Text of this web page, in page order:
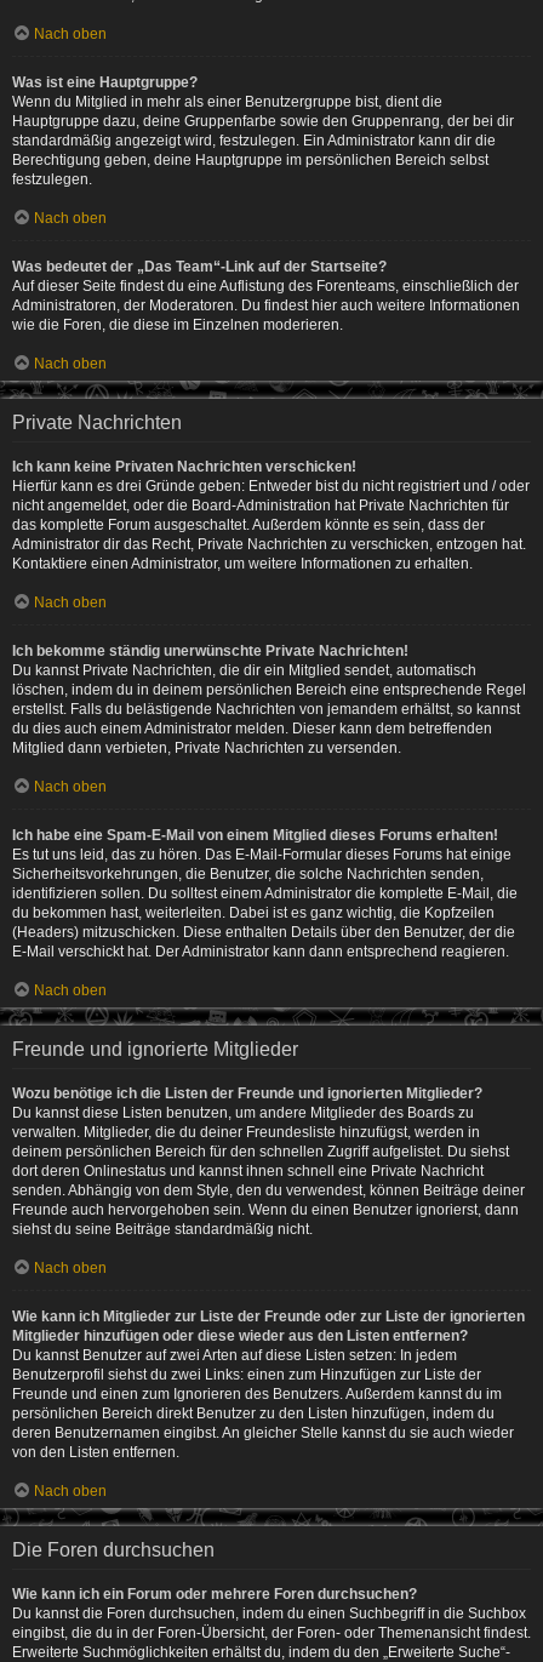
Nach oben
Was ist eine Hauptgruppe?
Wenn du Mitglied in mehr als einer Benutzergruppe bist, dient die
Hauptgruppe dazu, deine Gruppenfarbe sowie den Gruppenrang, der bei dir
standardmäßig angezeigt wird, festzulegen. Ein Administrator kann dir die
Berechtigung geben, deine Hauptgruppe im persönlichen Bereich selbst
festzulegen.
Nach oben
Was bedeutet der „Das Team“-Link auf der Startseite?
Auf dieser Seite findest du eine Auflistung des Forenteams, einschließlich der
Administratoren, der Moderatoren. Du findest hier auch weitere Informationen
wie die Foren, die diese im Einzelnen moderieren.
Nach oben
Private Nachrichten
Ich kann keine Privaten Nachrichten verschicken!
Hierfür kann es drei Gründe geben: Entweder bist du nicht registriert und / oder
nicht angemeldet, oder die Board-Administration hat Private Nachrichten für
das komplette Forum ausgeschaltet. Außerdem könnte es sein, dass der
Administrator dir das Recht, Private Nachrichten zu verschicken, entzogen hat.
Kontaktiere einen Administrator, um weitere Informationen zu erhalten.
Nach oben
Ich bekomme ständig unerwünschte Private Nachrichten!
Du kannst Private Nachrichten, die dir ein Mitglied sendet, automatisch
löschen, indem du in deinem persönlichen Bereich eine entsprechende Regel
erstellst. Falls du belästigende Nachrichten von jemandem erhältst, so kannst
du dies auch einem Administrator melden. Dieser kann dem betreffenden
Mitglied dann verbieten, Private Nachrichten zu versenden.
Nach oben
Ich habe eine Spam-E-Mail von einem Mitglied dieses Forums erhalten!
Es tut uns leid, das zu hören. Das E-Mail-Formular dieses Forums hat einige
Sicherheitsvorkehrungen, die Benutzer, die solche Nachrichten senden,
identifizieren sollen. Du solltest einem Administrator die komplette E-Mail, die
du bekommen hast, weiterleiten. Dabei ist es ganz wichtig, die Kopfzeilen
(Headers) mitzuschicken. Diese enthalten Details über den Benutzer, der die
E-Mail verschickt hat. Der Administrator kann dann entsprechend reagieren.
Nach oben
Freunde und ignorierte Mitglieder
Wozu benötige ich die Listen der Freunde und ignorierten Mitglieder?
Du kannst diese Listen benutzen, um andere Mitglieder des Boards zu
verwalten. Mitglieder, die du deiner Freundesliste hinzufügst, werden in
deinem persönlichen Bereich für den schnellen Zugriff aufgelistet. Du siehst
dort deren Onlinestatus und kannst ihnen schnell eine Private Nachricht
senden. Abhängig von dem Style, den du verwendest, können Beiträge deiner
Freunde auch hervorgehoben sein. Wenn du einen Benutzer ignorierst, dann
siehst du seine Beiträge standardmäßig nicht.
Nach oben
Wie kann ich Mitglieder zur Liste der Freunde oder zur Liste der ignorierten
Mitglieder hinzufügen oder diese wieder aus den Listen entfernen?
Du kannst Benutzer auf zwei Arten auf diese Listen setzen: In jedem
Benutzerprofil siehst du zwei Links: einen zum Hinzufügen zur Liste der
Freunde und einen zum Ignorieren des Benutzers. Außerdem kannst du im
persönlichen Bereich direkt Benutzer zu den Listen hinzufügen, indem du
deren Benutzernamen eingibst. An gleicher Stelle kannst du sie auch wieder
von den Listen entfernen.
Nach oben
Die Foren durchsuchen
Wie kann ich ein Forum oder mehrere Foren durchsuchen?
Du kannst die Foren durchsuchen, indem du einen Suchbegriff in die Suchbox
eingibst, die du in der Foren-Übersicht, der Foren- oder Themenansicht findest.
Erweiterte Suchmöglichkeiten erhältst du, indem du den „Erweiterte Suche“-